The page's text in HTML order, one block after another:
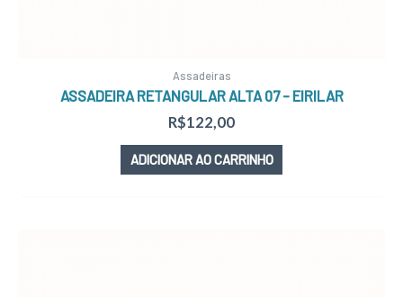
Assadeiras
ASSADEIRA RETANGULAR ALTA 07 – EIRILAR
R$122,00
ADICIONAR AO CARRINHO